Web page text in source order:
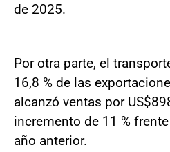
de 2025.
Por otra parte, el
16,8 % de las
alcanzó ventas por
incremento de 11 %
año anterior.